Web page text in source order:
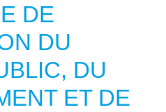
DE
DU
DU
ET DE